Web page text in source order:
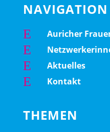
NAVIGATION
E Auricher
E
E Aktuelles
E Kontakt
THEMEN